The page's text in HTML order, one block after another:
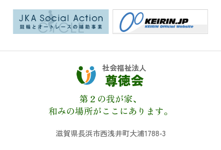
社会福祉法人
尊徳会
第２の我が家、
和みの場所がここにあります。
滋賀県長浜市西浅井町大浦1788-3